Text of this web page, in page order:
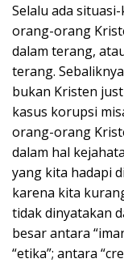
Selalu ada
orang-orang
dalam terang,
terang.
bukan Kristen
kasus korupsi
orang-orang
dalam hal
yang kita hadapi
karena kita
tidak dinyatakan
besar antara
“etika”; antara